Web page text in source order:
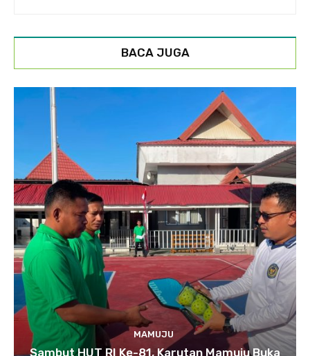
BACA JUGA
MAMUJU
Sambut HUT RI Ke-81, Karutan Mamuju Buka